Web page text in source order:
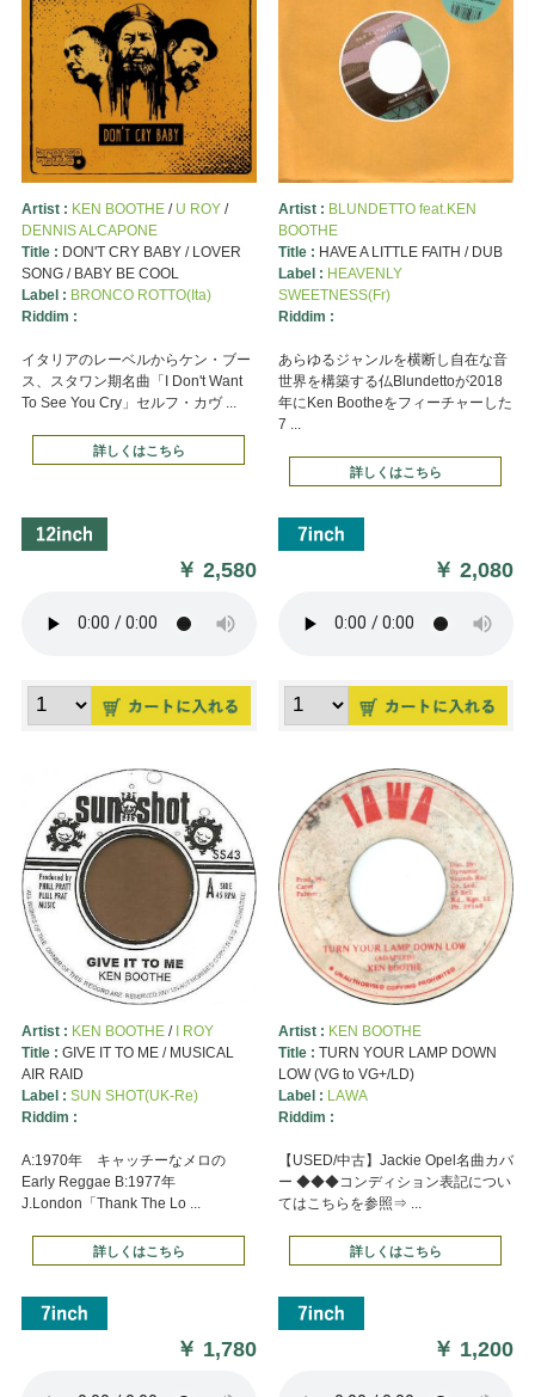
Artist : KEN BOOTHE/ U ROY/
DENNIS ALCAPONE
Title : DON'T CRY BABY / LOVER
SONG / BABY BE COOL
Label : BRONCO ROTTO(Ita)
Riddim :
イタリアのレーベルからケン・ブー
ス、スタワン期名曲「I Don't Want
To See You Cry」セルフ・カヴ ...
詳しくはこちら
￥2,580
Artist : BLUNDETTO feat.KEN
BOOTHE
Title : HAVE A LITTLE FAITH / DUB
Label : HEAVENLY
SWEETNESS(Fr)
Riddim :
あらゆるジャンルを横断し自在な音
世界を構築する仏Blundettoが2018
年にKen Bootheをフィーチャーした
7 ...
詳しくはこちら
￥2,080
Artist : KEN BOOTHE/ I ROY
Title : GIVE IT TO ME / MUSICAL
AIR RAID
Label : SUN SHOT(UK-Re)
Riddim :
A:1970年 キャッチーなメロの
Early Reggae B:1977年
J.London「Thank The Lo ...
詳しくはこちら
￥ 1,780
Artist : KEN BOOTHE
Title : TURN YOUR LAMP DOWN
LOW (VG to VG+/LD)
Label : LAWA
Riddim :
【USED/中古】Jackie Opel名曲カバ
ー ◆◆◆コンディション表記につい
てはこちらを参照⇒ ...
詳しくはこちら
￥ 1,200